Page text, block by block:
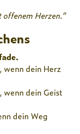
Herzen."
dein Herz
dein Geist
dein Weg